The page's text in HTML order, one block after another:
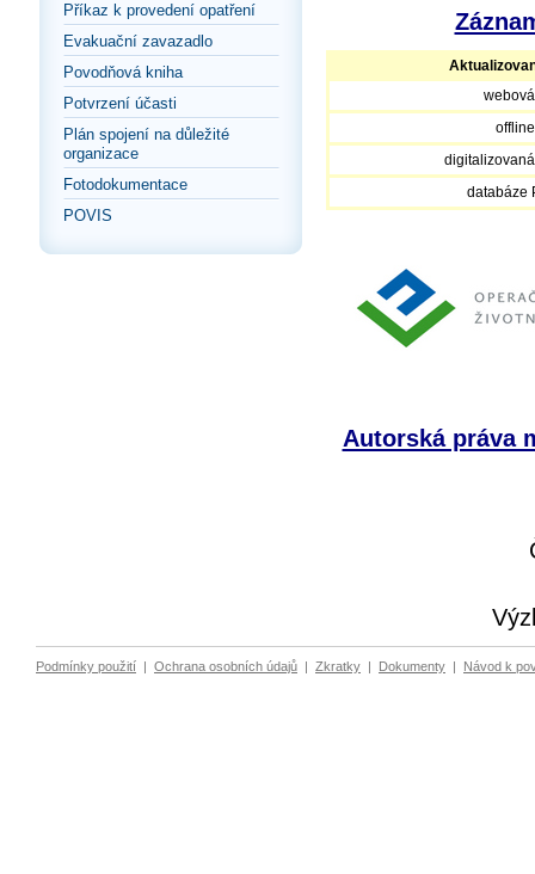
Příkaz k provedení opatření
Evakuační zavazadlo
Povodňová kniha
Potvrzení účasti
Plán spojení na důležité
organizace
Fotodokumentace
POVIS
databáze
Autorská práva
Podmínky použití Ochrana osobních údajů Zkratky Dokumenty Návod k